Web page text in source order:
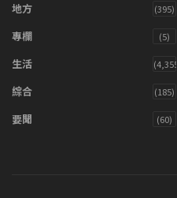
地方 (395)
專欄 (5)
生活 (4,355)
綜合 (185)
要聞 (60)